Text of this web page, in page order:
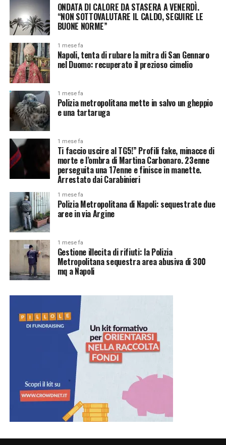
ONDATA DI CALORE DA STASERA A VENERDÌ.
“NON SOTTOVALUTARE IL CALDO, SEGUIRE LE
BUONE NORME”
1 mese fa
Napoli, tenta di rubare la mitra di San Gennaro
nel Duomo: recuperato il prezioso cimelio
1 mese fa
Polizia metropolitana mette in salvo un gheppio
e una tartaruga
1 mese fa
Ti faccio uscire al TG5!” Profili fake, minacce di
morte e l’ombra di Martina Carbonaro. 23enne
perseguita una 17enne e finisce in manette.
Arrestato dai Carabinieri
1 mese fa
Polizia Metropolitana di Napoli: sequestrate due
aree in via Argine
1 mese fa
Gestione illecita di rifiuti: la Polizia
Metropolitana sequestra area abusiva di 300
mq a Napoli